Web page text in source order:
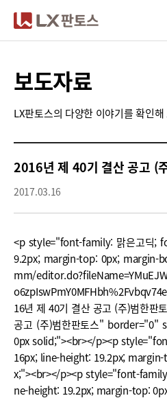
보도자료
LX판토스의 다양한 이야기를 확인해
2016년 제 40기 결산 공고 (
2017.03.16
<p style="font-family: 맑은고딕;
9.2px; margin-top: 0px; margin-
mm/
16년 제 40기 결산 공고 (주)범한판
공고 (주)범한판토스"
0px solid;"><br></p><p
16px; line-height: 19.2px;
x;"><br></p><p style="font-
ne-height: 19.2px; margin-top: